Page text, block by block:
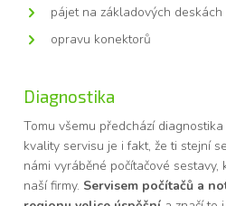
pájet na základových deskách
opravu konektorů
Diagnostika
Tomu všemu předchází
kvality servisu je i fakt, že ti stejní
námi vyráběné počítačové sestavy,
naší firmy. Servisem počítačů a